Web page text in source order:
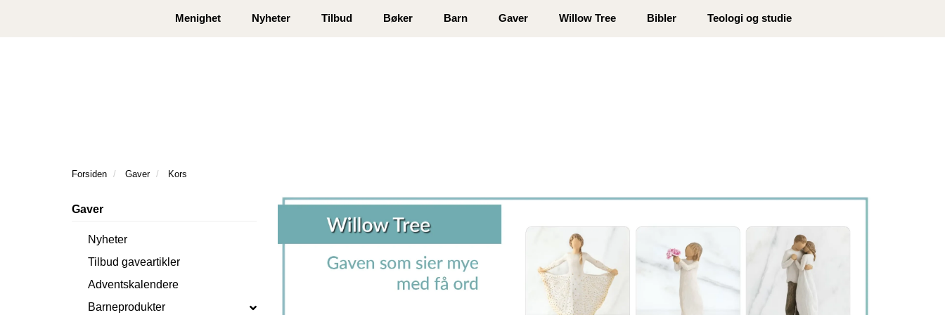
Åpningstider Logg inn eller registrer deg Min side Infosenter
Menighet Nyheter Tilbud Bøker Barn Gaver Willow Tree Bibler Teologi og studie
Forsiden Gaver Kors
Gaver
Nyheter
Tilbud gaveartikler
Adventskalendere
Barneprodukter